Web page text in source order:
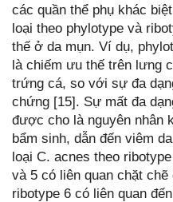
các quần thể phụ khác
loại theo phylotype và
thế ở da mụn. Ví dụ,
là chiếm ưu thế trên lưng
trứng cá, so với sự đa
chứng [15]. Sự mất đa
được cho là nguyên nhân
bẩm sinh, dẫn đến viêm
loại C. acnes theo
và 5 có liên quan chặt
ribotype 6 có liên quan